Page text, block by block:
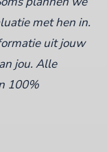
met hen in.
uit jouw
jou. Alle
100%